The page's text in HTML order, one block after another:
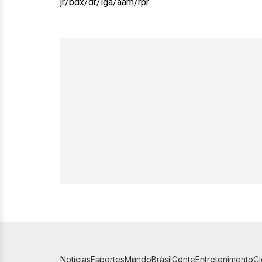
NotíciasEsportesMundoBrasilGenteEntretenimento